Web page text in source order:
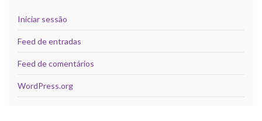
Iniciar sessão
Feed de entradas
Feed de comentários
WordPress.org